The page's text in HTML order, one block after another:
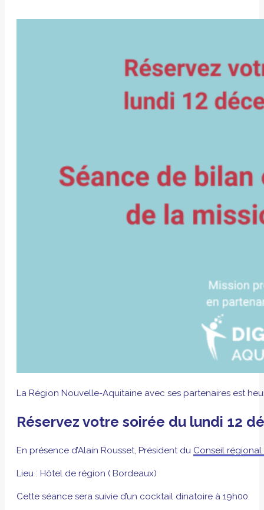
La Région Nouvelle-Aquitaine avec ses partenaires est
Réservez votre soirée du lundi 12
En présence d’Alain Rousset, Président du Conseil
Lieu : Hôtel de région ( Bordeaux)
Cette séance sera suivie d’un cocktail dinatoire à 19h00.